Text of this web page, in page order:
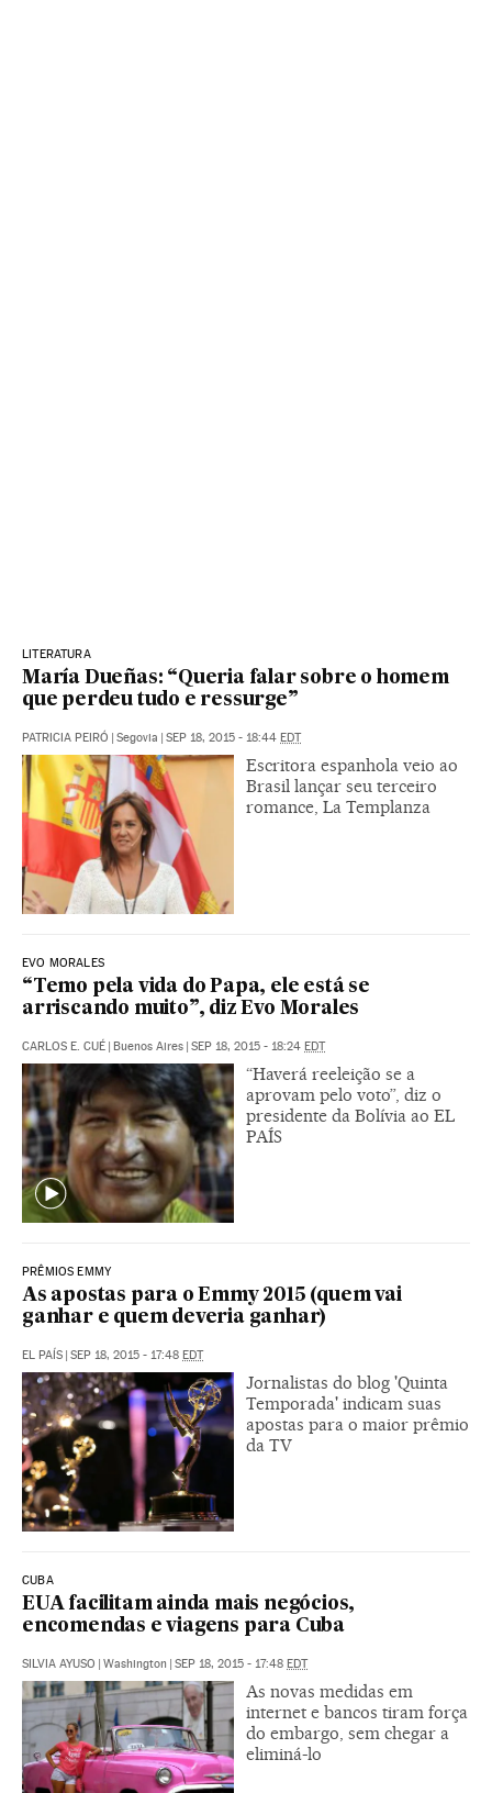
LITERATURA
María Dueñas: “Queria falar sobre o homem
que perdeu tudo e ressurge”
PATRICIA PEIRÓ Segovia SEP 18, 2015 - 18:44 EDT
Escritora espanhola veio ao
Brasil lançar seu terceiro
romance, La Templanza
EVO MORALES
“Temo pela vida do Papa, ele está se
arriscando muito”, diz Evo Morales
CARLOS E. CUÉ Buenos Aires SEP 18, 2015 - 18:24 EDT
“Haverá reeleição se a
aprovam pelo voto”, diz o
presidente da Bolívia ao EL
PAÍS
PRÊMIOS EMMY
As apostas para o Emmy 2015 (quem vai
ganhar e quem deveria ganhar)
EL PAÍS | SEP 18, 2015 - 17:48 EDT
Jornalistas do blog 'Quinta
Temporada' indicam suas
apostas para o maior prêmio
da TV
CUBA
EUA facilitam ainda mais negócios,
encomendas e viagens para Cuba
SILVIA AYUSO | Washington | SEP 18, 2015 - 17:48 EDT
As novas medidas em
internet e bancos tiram força
do embargo, sem chegar a
eliminá-lo